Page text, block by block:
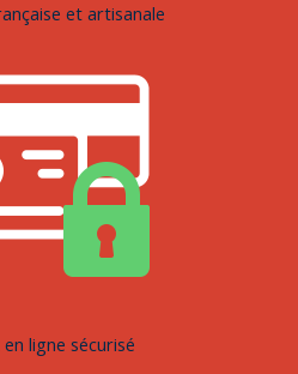
et artisanale
ligne sécurisé